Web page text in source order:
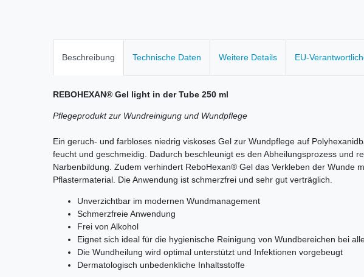
Beschreibung Technische Daten Weitere Details EU-
REBOHEXAN® Gel light in der Tube 250 ml
Pflegeprodukt zur Wundreinigung und Wundpflege
Ein geruch- und farbloses niedrig viskoses Gel zur Wundpflege auf
feucht und geschmeidig. Dadurch beschleunigt es den Abheilungsprozess und
Narbenbildung. Zudem verhindert ReboHexan® Gel das Verkleben der Wunde
Pflastermaterial. Die Anwendung ist schmerzfrei und sehr gut verträglich.
Unverzichtbar im modernen Wundmanagement
Schmerzfreie Anwendung
Frei von Alkohol
Eignet sich ideal für die hygienische Reinigung von Wundbereichen bei
Die Wundheilung wird optimal unterstützt und Infektionen vorgebeugt
Dermatologisch unbedenkliche Inhaltsstoffe